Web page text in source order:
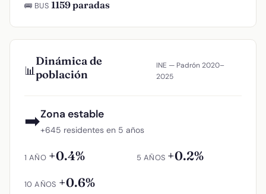
🚌 BUS 1159 paradas
📊
Dinámica de
población
INE — Padrón 2020–
2025
➡Zona estable
+645 residentes en 5 años
1 AÑO +0.4% 5 AÑOS +0.2%
10 AÑOS +0.6%